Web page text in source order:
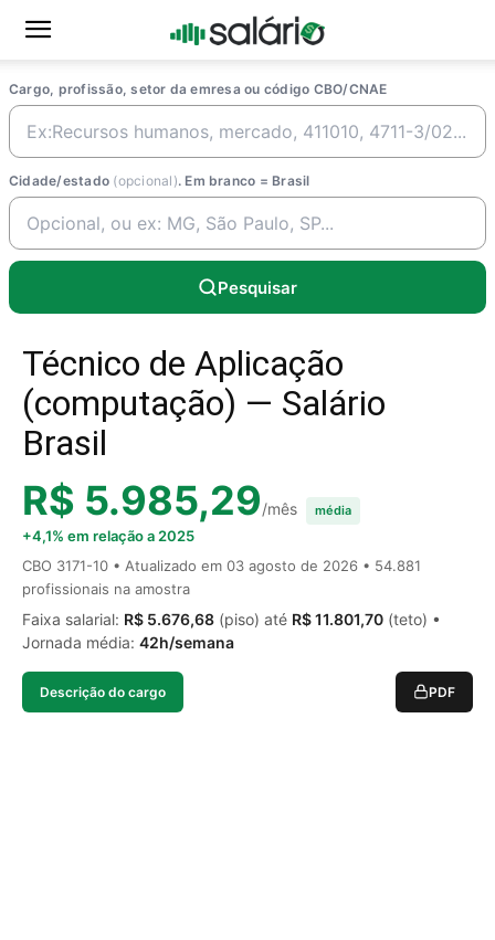
Cargo, profissão, setor da emresa ou código CBO/CNAE
Cidade/estado (opcional). Em branco = Brasil
Pesquisar
Técnico de Aplicação
(computação) — Salário
Brasil
R$ 5.985,29/mês média
+4,1% em relação a 2025
CBO 3171-10 • Atualizado em 03 agosto de 2026 • 54.881
profissionais na amostra
Faixa salarial: R$ 5.676,68 (piso) até R$ 11.801,70 (teto) •
Jornada média: 42h/semana
Descrição do cargo PDF